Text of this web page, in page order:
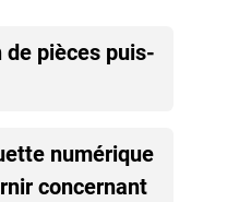
pièces puis-
numérique
concernant